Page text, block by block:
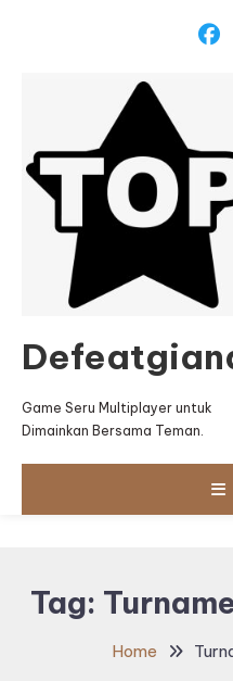
Game Seru Multiplayer untuk
Dimainkan Bersama Teman.
Tag:
Home